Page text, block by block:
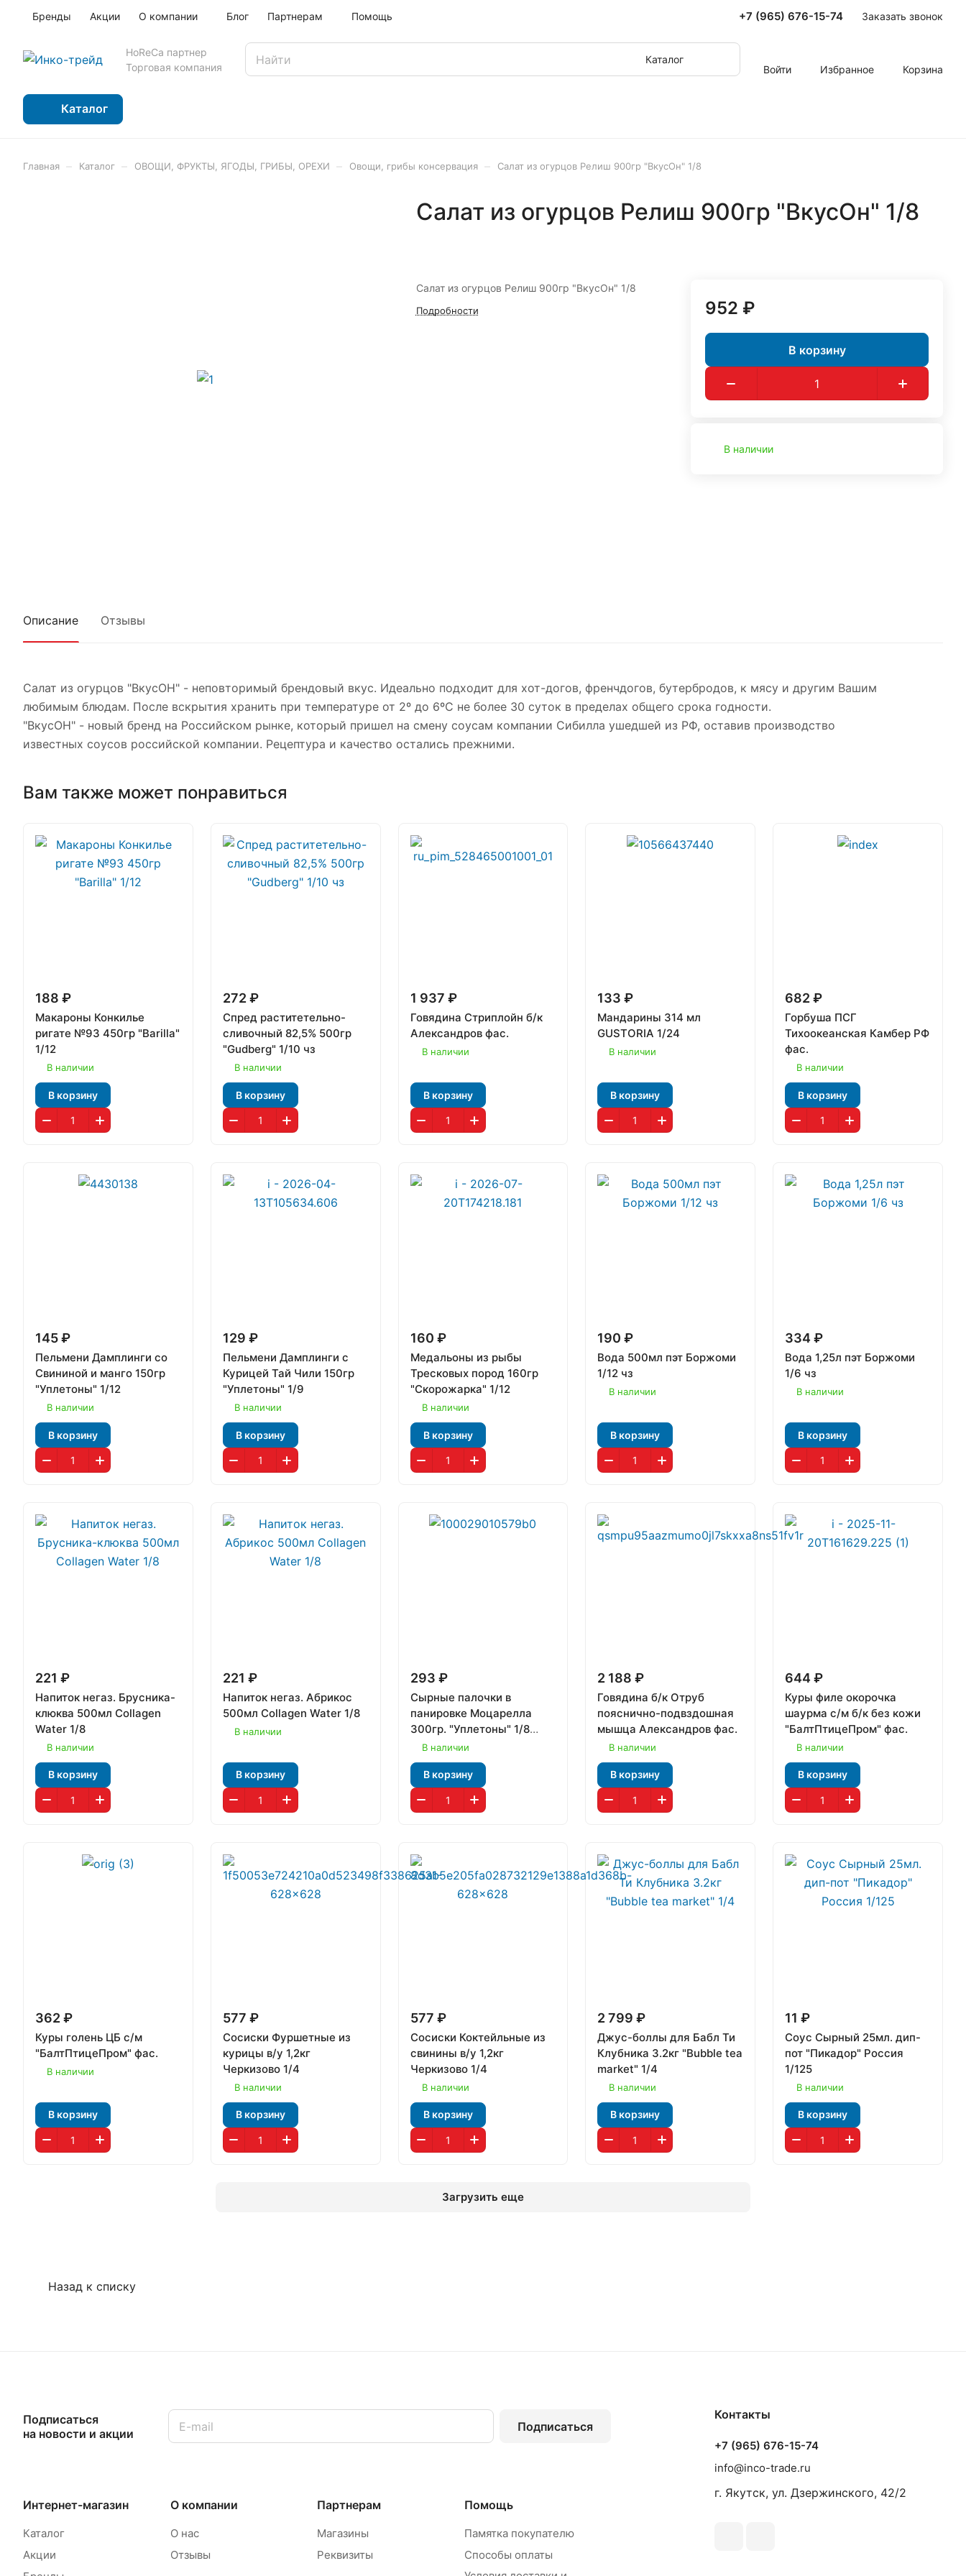
Бренды Акции О компании Блог Партнерам Помощь +7 (965) 676-15-74 Заказать звонок
HoReCa партнер
Торговая компания
Каталог
Войти
Избранное Корзина
Каталог
Главная Каталог ОВОЩИ, ФРУКТЫ, ЯГОДЫ, ГРИБЫ, ОРЕХИ Овощи, грибы консервация Салат из огурцов Релиш 900гр "ВкусОн" 1/8
Салат из огурцов Релиш 900гр "ВкусОн" 1/8
Салат из огурцов Релиш 900гр "ВкусОн" 1/8
Подробности 952 ₽
В корзину
В наличии
Описание Отзывы
Салат из огурцов "ВкусОН" - неповторимый брендовый вкус. Идеально подходит для хот-догов, френчдогов, бутербродов, к мясу и другим Вашим
любимым блюдам. После вскрытия хранить при температуре от 2º до 6ºС не более 30 суток в пределах общего срока годности.
"ВкусОН" - новый бренд на Российском рынке, который пришел на смену соусам компании Сибилла ушедшей из РФ, оставив производство
известных соусов российской компании. Рецептура и качество остались прежними.
Вам также может понравиться
188 ₽
Макароны Конкилье
ригате №93 450гр "Barilla"
1/12
В наличии
В корзину
272 ₽
Спред раститетельно-
сливочный 82,5% 500гр
"Gudberg" 1/10 чз
В наличии
В корзину
1 937 ₽
Говядина Стриплойн б/к
Александров фас.
В наличии
В корзину
133 ₽
Мандарины 314 мл
GUSTORIA 1/24
В наличии
В корзину
682 ₽
Горбуша ПСГ
Тихоокеанская Камбер РФ
фас.
В наличии
В корзину
145 ₽
Пельмени Дамплинги со
Свининой и манго 150гр
"Уплетоны" 1/12
В наличии
В корзину
129 ₽
Пельмени Дамплинги с
Курицей Тай Чили 150гр
"Уплетоны" 1/9
В наличии
В корзину
160 ₽
Медальоны из рыбы
Тресковых пород 160гр
"Скорожарка" 1/12
В наличии
В корзину
190 ₽
Вода 500мл пэт Боржоми
1/12 чз
В наличии
В корзину
334 ₽
Вода 1,25л пэт Боржоми
1/6 чз
В наличии
В корзину
221 ₽
Напиток негаз. Брусника-
клюква 500мл Collagen
Water 1/8
В наличии
В корзину
221 ₽
Напиток негаз. Абрикос
500мл Collagen Water 1/8
В наличии
В корзину
293 ₽
Сырные палочки в
панировке Моцарелла
300гр. "Уплетоны" 1/8
(1258)
В наличии
В корзину
2 188 ₽
Говядина б/к Отруб
пояснично-подвздошная
мышца Александров фас.
В наличии
В корзину
644 ₽
Куры филе окорочка
шаурма с/м б/к без кожи
"БалтПтицеПром" фас.
В наличии
В корзину
362 ₽
Куры голень ЦБ с/м
"БалтПтицеПром" фас.
В наличии
В корзину
577 ₽
Сосиски Фуршетные из
курицы в/у 1,2кг
Черкизово 1/4
В наличии
В корзину
577 ₽
Сосиски Коктейльные из
свинины в/у 1,2кг
Черкизово 1/4
В наличии
В корзину
2 799 ₽
Джус-боллы для Бабл Ти
Клубника 3.2кг "Bubble tea
market" 1/4
В наличии
В корзину
11 ₽
Соус Сырный 25мл. дип-
пот "Пикадор" Россия
1/125
В наличии
В корзину
Загрузить еще
Назад к списку
Подписаться
на новости и акции
Подписаться
Интернет-магазин
Каталог
Акции
О компании
О нас
Отзывы
Партнерам
Магазины
Реквизиты
Помощь
Памятка покупателю
Способы оплаты
Контакты
+7 (965) 676-15-74
info@inco-trade.ru
г. Якутск, ул. Дзержинского, 42/2